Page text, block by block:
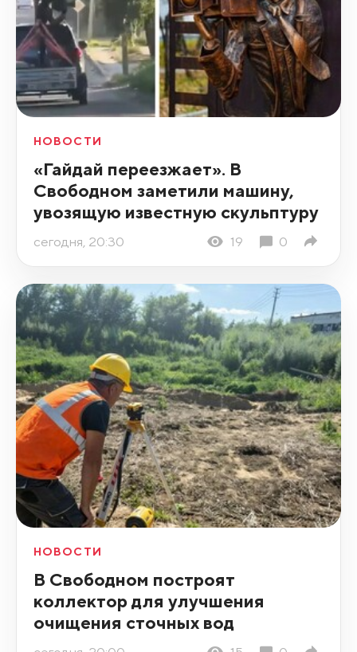
НОВОСТИ
«Гайдай переезжает». В
Свободном заметили машину,
увозящую известную скульптуру
сегодня, 20:30 19 0
НОВОСТИ
В Свободном построят
коллектор для улучшения
очищения сточных вод